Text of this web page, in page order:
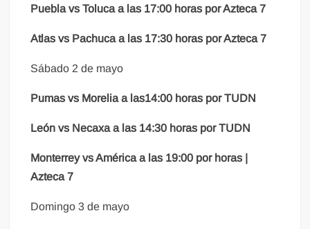
Puebla vs Toluca a las 17:00 horas por Azteca 7
Atlas vs Pachuca a las 17:30 horas por Azteca 7
Sábado 2 de mayo
Pumas vs Morelia a las14:00 horas por TUDN
León vs Necaxa a las 14:30 horas por TUDN
Monterrey vs América a las 19:00 por horas |
Azteca 7
Domingo 3 de mayo